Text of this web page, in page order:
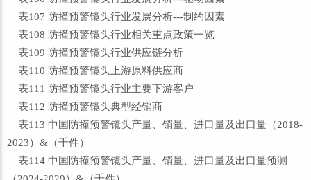
表107 防撞预警镜头行业发展分析---制约因素
表108 防撞预警镜头行业相关重点政策一览
表109 防撞预警镜头行业供应链分析
表110 防撞预警镜头上游原料供应商
表111 防撞预警镜头行业主要下游客户
表112 防撞预警镜头典型经销商
表113 中国防撞预警镜头产量、销量、进口量及出口量（2018-
2023）&（千件）
表114 中国防撞预警镜头产量、销量、进口量及出口量预测